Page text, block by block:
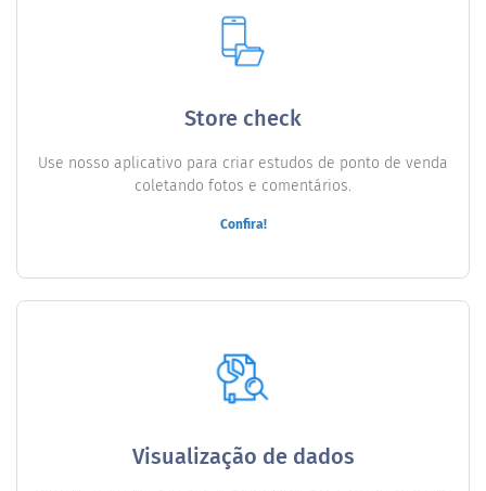
Store check
Use nosso aplicativo para criar estudos de ponto de venda
coletando fotos e comentários.
Confira!
Visualização de dados